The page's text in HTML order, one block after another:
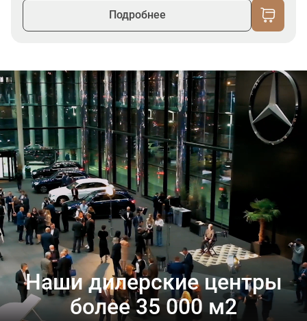
Подробнее
Наши дилерские центры
более 35 000 м2